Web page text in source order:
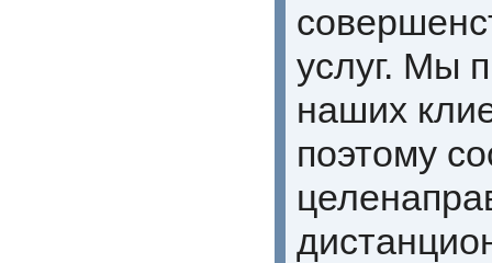
услуг. Мы
наших
поэтому